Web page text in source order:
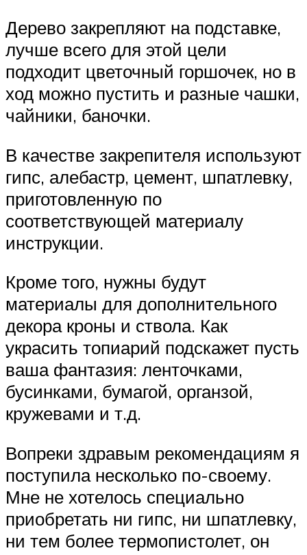
Дерево закрепляют на подставке,
лучше всего для этой цели
подходит цветочный горшочек, но в
ход можно пустить и разные чашки,
чайники, баночки.
В качестве закрепителя используют
гипс, алебастр, цемент, шпатлевку,
приготовленную по
соответствующей материалу
инструкции.
Кроме того, нужны будут
материалы для дополнительного
декора кроны и ствола. Как
украсить топиарий подскажет пусть
ваша фантазия: ленточками,
бусинками, бумагой, органзой,
кружевами и т.д.
Вопреки здравым рекомендациям я
поступила несколько по-своему.
Мне не хотелось специально
приобретать ни гипс, ни шпатлевку,
ни тем более термопистолет, он